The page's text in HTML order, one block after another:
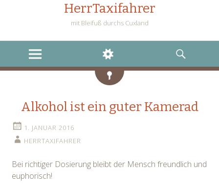
HerrTaxifahrer
mit Bleifuß durchs Cuxland
MENU
WIDGETS
SEARCH
Status
Alkohol ist ein guter Kamerad
1. JANUAR 2016
HERRTAXIFAHRER
Bei richtiger Dosierung bleibt der Mensch freundlich und
euphorisch!